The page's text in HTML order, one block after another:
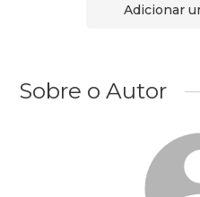
Adicionar
Sobre o Autor